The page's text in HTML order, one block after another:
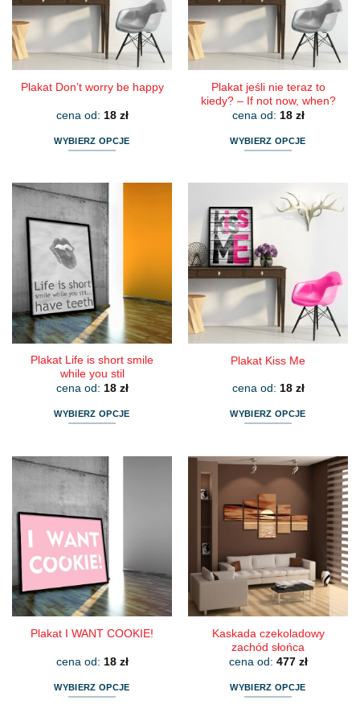
wybrać
na
stronie
produktu
wybrać
na
stronie
produktu
Plakat Don’t worry be happy
cena od: 18 zł
WYBIERZ OPCJE
ma
wiele
wariantów.
Opcje
można
wybrać
na
stronie
produktu
Plakat jeśli nie teraz to
kiedy? – If not now, when?
cena od: 18 zł
WYBIERZ OPCJE
wiele
wariantów.
Opcje
można
wybrać
na
stronie
produktu
Plakat Life is short smile
while you stil
cena od: 18 zł
WYBIERZ OPCJE
ma
wiele
wariantów.
Opcje
można
wybrać
na
stronie
produktu
Plakat Kiss Me
cena od: 18 zł
WYBIERZ OPCJE
ma
wiele
wariantów.
Opcje
można
wybrać
na
stronie
produktu
Plakat I WANT COOKIE!
cena od: 18 zł
WYBIERZ OPCJE
Kaskada czekoladowy
zachód słońca
cena od: 477 zł
WYBIERZ OPCJE